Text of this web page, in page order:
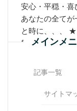
安心・平穏・喜
あなたの全て
と時に、、
般 1500円 30
Learn More
メインメ
記事一覧
サイトマ